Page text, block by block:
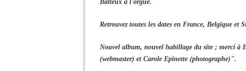
Batteux à l'orgue.
Retrouvez toutes les dates en France, Belgique et
Nouvel album, nouvel habillage du site ; merci à
(webmaster) et Carole Epinette (photographe)".